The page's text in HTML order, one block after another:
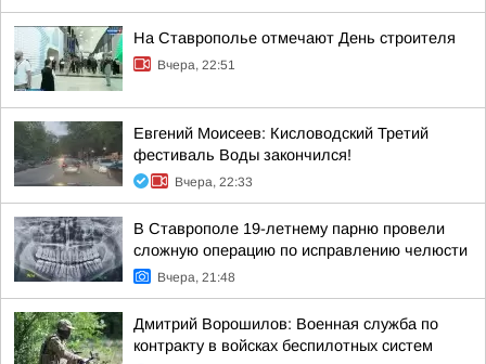
На Ставрополье отмечают День строителя
Вчера, 22:51
Евгений Моисеев: Кисловодский Третий
фестиваль Воды закончился!
Вчера, 22:33
В Ставрополе 19-летнему парню провели
сложную операцию по исправлению челюсти
Вчера, 21:48
Дмитрий Ворошилов: Военная служба по
контракту в войсках беспилотных систем